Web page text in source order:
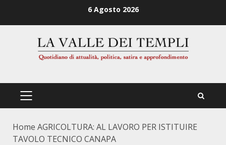
6 Agosto 2026
PRIMÄRES
Home AGRICOLTURA: AL LAVORO PER ISTITUIRE
TAVOLO TECNICO CANAPA